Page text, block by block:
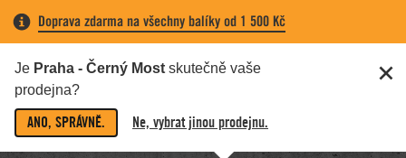
Doprava zdarma na všechny balíky od 1 500 Kč
Je Praha - Černý Most skutečně vaše
prodejna?
ANO, SPRÁVNĚ. Ne, vybrat jinou prodejnu.